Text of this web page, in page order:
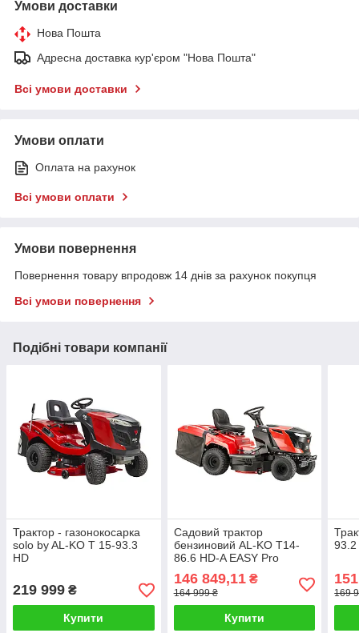
Умови доставки
Нова Пошта
Адресна доставка кур'єром "Нова Пошта"
Всі умови доставки
Умови оплати
Оплата на рахунок
Всі умови оплати
Умови повернення
Повернення товару впродовж 14 днів за рахунок покупця
Всі умови повернення
Подібні товари компанії
Трактор - газонокосарка
solo by AL-KO T 15-93.3
HD
219 999 ₴
Купити
Садовий трактор
бензиновий AL-KO T14-
86.6 HD-A EASY Pro
146 849,11₴
164 999 ₴
Купити
93.2
169